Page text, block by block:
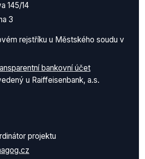
145/14
3
rejstříku u Městského soudu v
bankovní účet
u Raiffeisenbank, a.s.
projektu